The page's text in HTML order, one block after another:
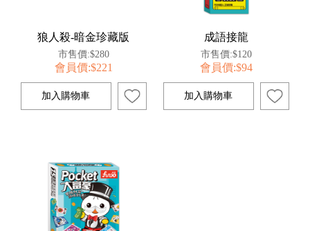
狼人殺-暗金珍藏版
市售價:$280
會員價:$221
成語接龍
市售價:$120
會員價:$94